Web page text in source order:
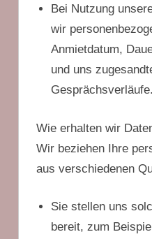
Bei Nutzung
wir
Anmietdatum,
und uns
Gesprächsverläufe.
Wie erhalten wir
Wir beziehen Ihre
aus verschiedenen
Sie stellen uns
bereit, zum